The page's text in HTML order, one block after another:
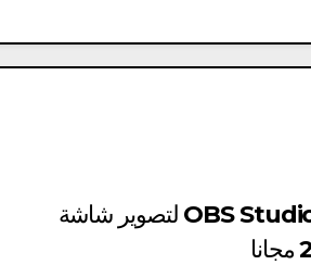
تحميل برنامج OBS Studio لتصوير شاشة